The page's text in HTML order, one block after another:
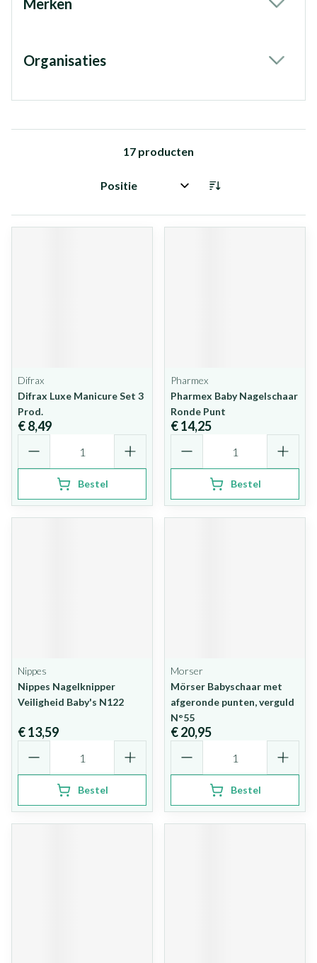
Merken
Organisaties
17 producten
Sorteer op:
Difrax
Difrax Luxe Manicure Set 3
Prod.
€ 8,49
Bestel
Pharmex
Pharmex Baby Nagelschaar
Ronde Punt
€ 14,25
Bestel
Nippes
Nippes Nagelknipper
Veiligheid Baby's N122
€ 13,59
Bestel
Morser
Mörser Babyschaar met
afgeronde punten, verguld
N°55
€ 20,95
Bestel